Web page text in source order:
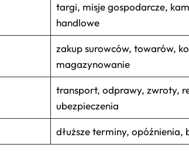
targi, misje gospodarcze,
handlowe
zakup surowców, towarów,
magazynowanie
transport, odprawy, zwroty,
ubezpieczenia
dłuższe terminy, opóźnienia,